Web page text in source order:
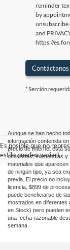
reminder
by
unsubscribe
and
https://
Contáctanos
* Sección
Es posible que no
estilo pueden variar)
Aunque se han hecho
información contenida
precio de Internet está
omisiones, existencias y
materiales que
de ningún tipo, ya sea
previa. El precio no
licencia, $899 de
puede beneficiarse de
mostrados en diferentes
en Stock) pero pueden
una fecha razonable
semana.